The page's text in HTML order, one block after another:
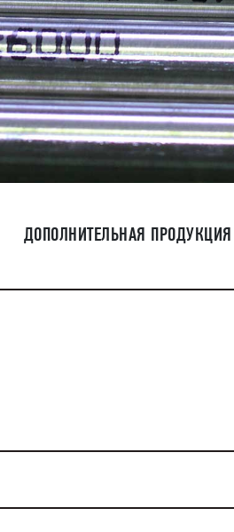
ДОПОЛНИТЕЛЬНАЯ ПРОДУКЦИЯ